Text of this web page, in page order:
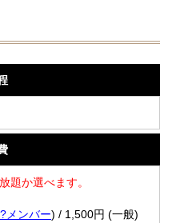
題か選べます。
メンバー) / 1,500円 (一般)